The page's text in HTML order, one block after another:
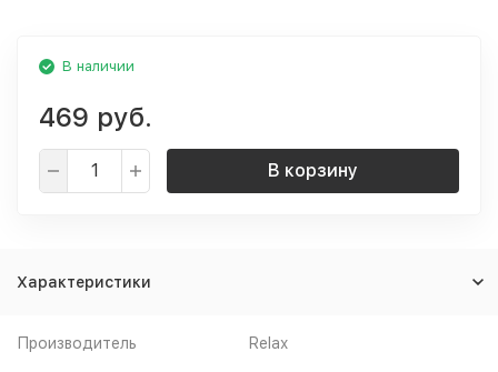
В наличии
469 руб.
В корзину
Характеристики
Производитель Relax